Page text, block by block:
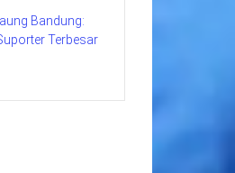
Bandung:
Terbesar